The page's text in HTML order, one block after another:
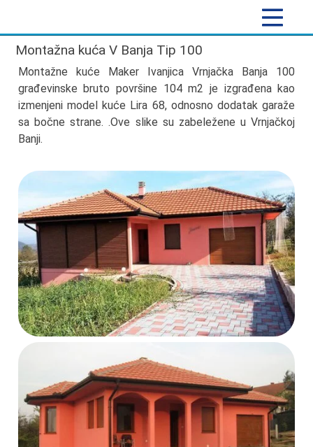
Montažna kuća V Banja Tip 100
Montažne kuće Maker Ivanjica Vrnjačka Banja 100
građevinske bruto površine 104 m2 je izgrađena kao
izmenjeni model kuće Lira 68, odnosno dodatak garaže
sa bočne strane. .Ove slike su zabeležene u Vrnjačkoj
Banji.